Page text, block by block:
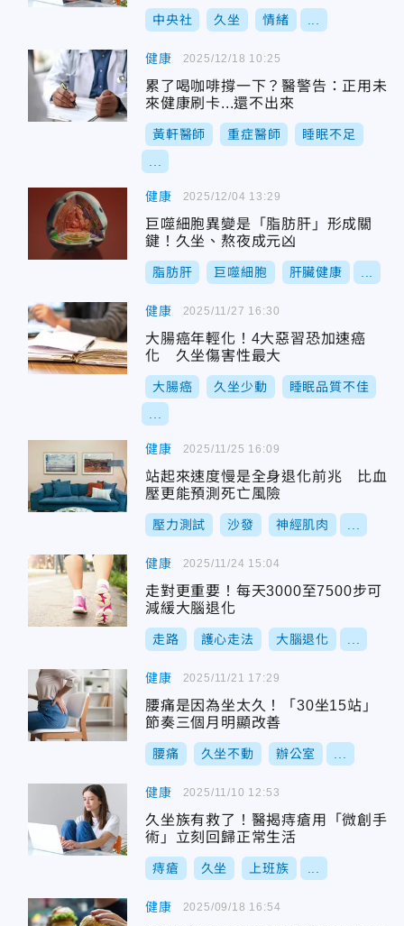
中央社 久坐 情緒
健康
累了喝咖啡撐一下？醫警告：正用未
來健康刷卡...還不出來
黃軒醫師 重症醫師 睡眠不足
2025/12/18 10:25
健康
巨噬細胞異變是「脂肪肝」形成關
鍵！久坐、熬夜成元凶
脂肪肝 巨噬細胞 肝臟健康
2025/12/04 13:29
健康
大腸癌年輕化！4大惡習恐加速癌
化 久坐傷害性最大
大腸癌 久坐少動 睡眠品質不佳
2025/11/27 16:30
健康
站起來速度慢是全身退化前兆 比血
壓更能預測死亡風險
壓力測試 沙發 神經肌肉
2025/11/25 16:09
健康
走對更重要！每天3000至7500步可
減緩大腦退化
走路 護心走法 大腦退化
2025/11/24 15:04
健康
腰痛是因為坐太久！「30坐15站」
節奏三個月明顯改善
腰痛 久坐不動 辦公室
2025/11/21 17:29
健康
久坐族有救了！醫揭痔瘡用「微創手
術」立刻回歸正常生活
痔瘡 久坐 上班族
2025/11/10 12:53
健康 2025/09/18 16:54